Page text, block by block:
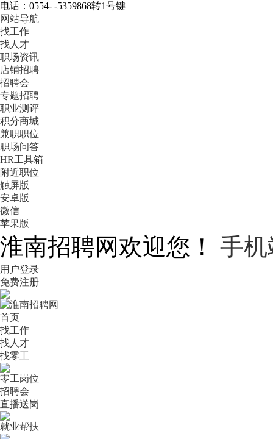
电话：0554- -5359868转1号键
网站导航
找工作
找人才
职场资讯
店铺招聘
招聘会
专题招聘
职业测评
积分商城
兼职职位
职场问答
HR工具箱
附近职位
触屏版
安卓版
微信
苹果版
淮南招聘网欢迎您！ 手机
用户登录
免费注册
首页
找工作
找人才
找零工
零工岗位
招聘会
直播送岗
就业帮扶